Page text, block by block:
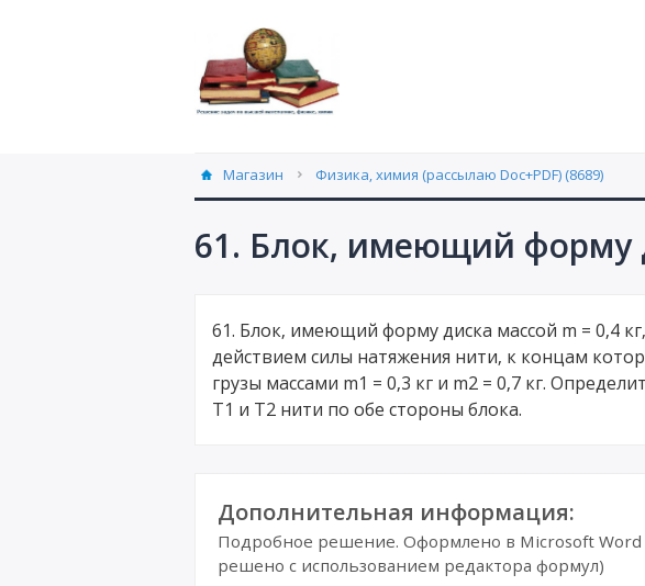
Магазин Физика, химия (рассылаю Doc+PDF) (8689)
61. Блок, имеющий форму
61. Блок, имеющий форму диска массой m = 0,4
действием силы натяжения нити, к концам
грузы массами m1 = 0,3 кг и m2 = 0,7 кг.
Т1 и T2 нити по обе стороны блока.
Дополнительная информация:
Подробное решение. Оформлено в Microsoft Word
решено с использованием редактора формул)